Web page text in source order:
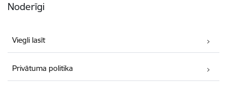
Noderīgi
Viegli lasīt
Privātuma politika